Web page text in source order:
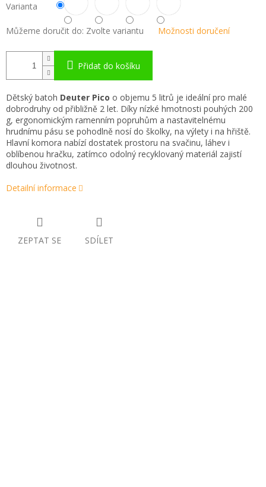
Varianta
Můžeme doručit do: Zvolte variantu Možnosti doručení
Přidat do košíku
Dětský batoh Deuter Pico o objemu 5 litrů je ideální pro malé
dobrodruhy od přibližně 2 let. Díky nízké hmotnosti pouhých 200
g, ergonomickým ramenním popruhům a nastavitelnému
hrudnímu pásu se pohodlně nosí do školky, na výlety i na hřiště.
Hlavní komora nabízí dostatek prostoru na svačinu, láhev i
oblíbenou hračku, zatímco odolný recyklovaný materiál zajistí
dlouhou životnost.
Detailní informace
ZEPTAT SE SDÍLET